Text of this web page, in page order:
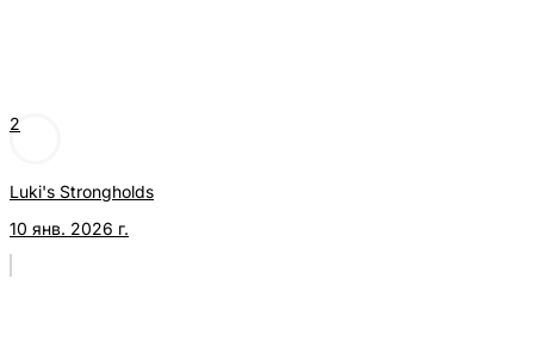
2
Luki's Strongholds
10 янв. 2026 г.